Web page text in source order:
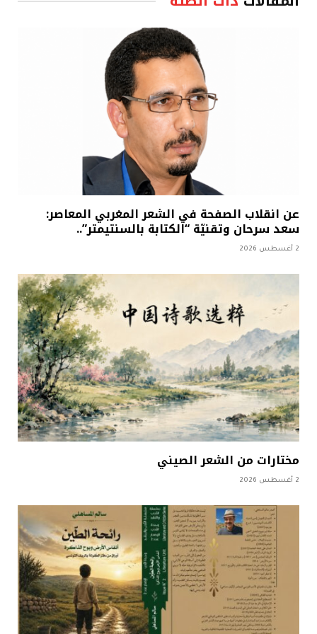
عن انقلاب الصفحة في الشعر المغربي المعاصر:
سعد سرحان وتقنيّة “الكتابة بالسنتيمتر”..
2 أغسطس 2026
مختارات من الشعر الصيني
2 أغسطس 2026